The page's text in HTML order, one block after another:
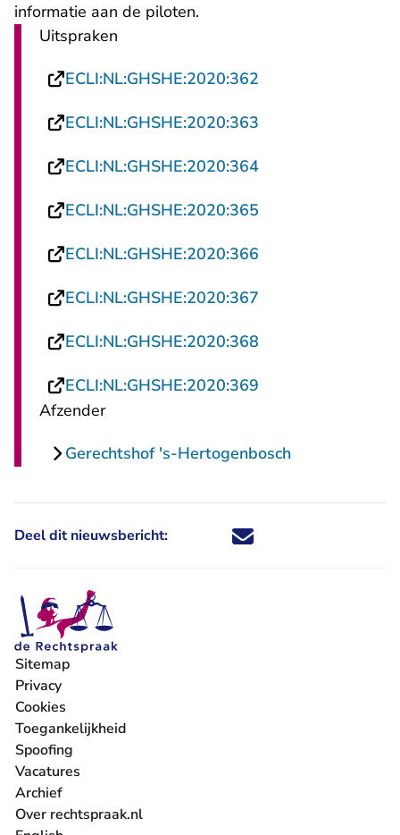
informatie aan de piloten.
Uitspraken
ECLI:NL:GHSHE:2020:362
ECLI:NL:GHSHE:2020:363
ECLI:NL:GHSHE:2020:364- U verlaat
ECLI:NL:GHSHE:2020:365
ECLI:NL:GHSHE:2020:366
ECLI:NL:GHSHE:2020:367
ECLI:NL:GHSHE:2020:368
ECLI:NL:GHSHE:2020:369
Afzender
Gerechtshof 's-Hertogenbosch
Deel dit nieuwsbericht: Deel dit nieuwsbericht via X -
Deel dit nieuwsbericht via
Deel dit nieuwsbericht
Deel dit
Sitemap
Privacy
Cookies
Toegankelijkheid
Spoofing
Vacatures
- U verlaat Rechtspraak.nl
Archief
Over rechtspraak.nl